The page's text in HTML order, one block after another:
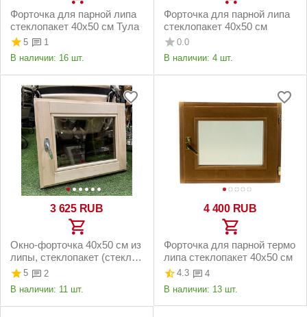
Форточка для парной липа
стеклопакет 40х50 см Тула
5
1
В наличии: 16 шт.
Форточка для парной липа
стеклопакет 40х50 см
0.0
В наличии: 4 шт.
3 625 RUB
Окно-форточка 40х50 см из
липы, стеклопакет (стекло
тонированное)
5
2
В наличии: 11 шт.
4 400 RUB
Форточка для парной термо
липа стеклопакет 40х50 см
4.3
4
В наличии: 13 шт.